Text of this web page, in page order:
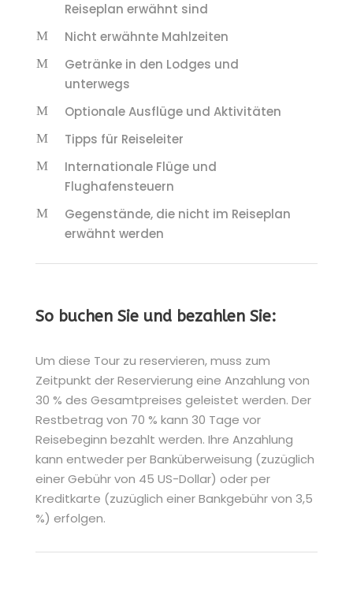
Reiseplan erwähnt sind
Nicht erwähnte Mahlzeiten
Getränke in den Lodges und
unterwegs
Optionale Ausflüge und Aktivitäten
Tipps für Reiseleiter
Internationale Flüge und
Flughafensteuern
Gegenstände, die nicht im Reiseplan
erwähnt werden
So buchen Sie und bezahlen Sie:
Um diese Tour zu reservieren, muss zum
Zeitpunkt der Reservierung eine Anzahlung von
30 % des Gesamtpreises geleistet werden. Der
Restbetrag von 70 % kann 30 Tage vor
Reisebeginn bezahlt werden. Ihre Anzahlung
kann entweder per Banküberweisung (zuzüglich
einer Gebühr von 45 US-Dollar) oder per
Kreditkarte (zuzüglich einer Bankgebühr von 3,5
%) erfolgen.